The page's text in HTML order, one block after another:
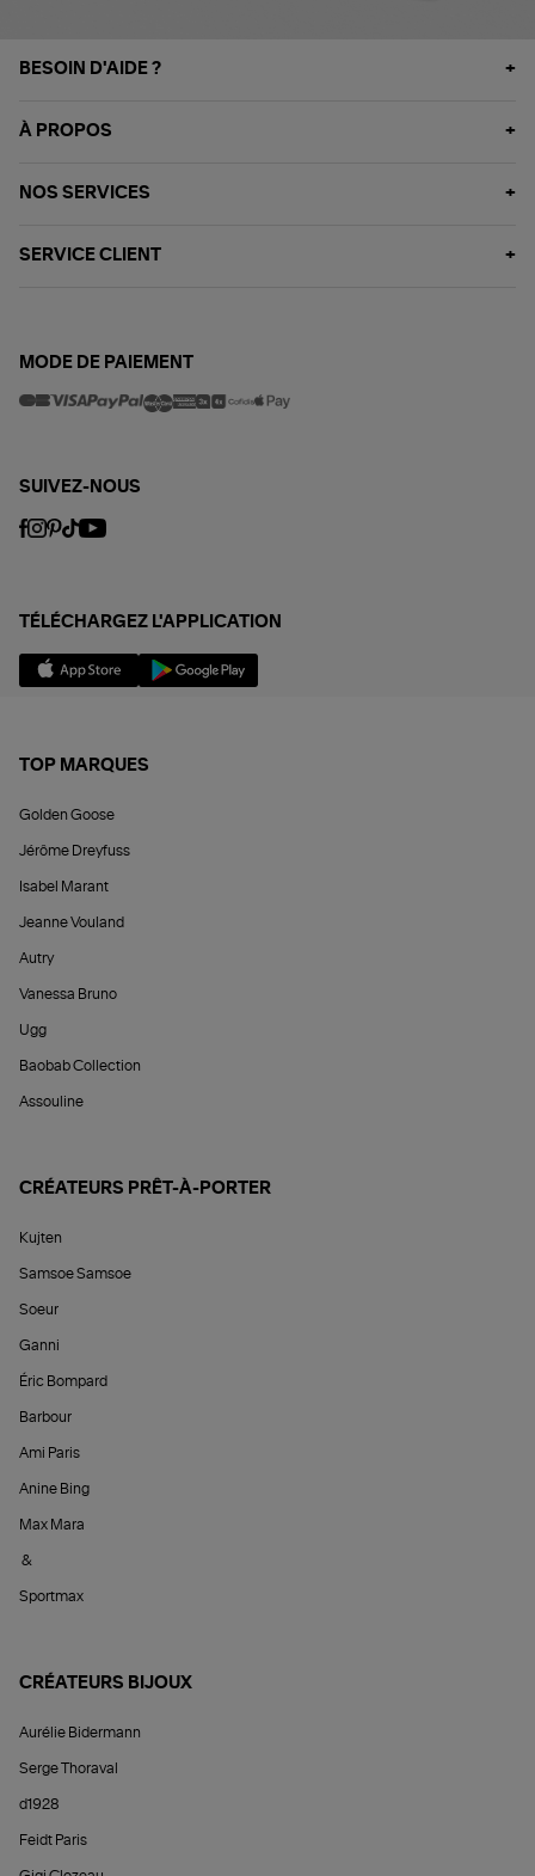
BESOIN D'AIDE ?
À PROPOS
NOS SERVICES
SERVICE CLIENT
MODE DE PAIEMENT
SUIVEZ-NOUS
TÉLÉCHARGEZ L'APPLICATION
TOP MARQUES
Golden Goose
Jérôme Dreyfuss
Isabel Marant
Jeanne Vouland
Autry
Vanessa Bruno
Ugg
Baobab Collection
Assouline
CRÉATEURS PRÊT-À-PORTER
Kujten
Samsoe Samsoe
Soeur
Ganni
Éric Bompard
Barbour
Ami Paris
Anine Bing
Max Mara
&
Sportmax
CRÉATEURS BIJOUX
Aurélie Bidermann
Serge Thoraval
d1928
Feidt Paris